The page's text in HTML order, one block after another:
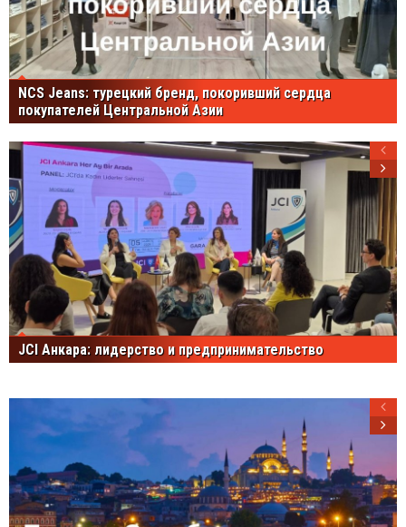
NCS Jeans: турецкий бренд, покоривший сердца
покупателей Центральной Азии
JCI Анкара: лидерство и предпринимательство